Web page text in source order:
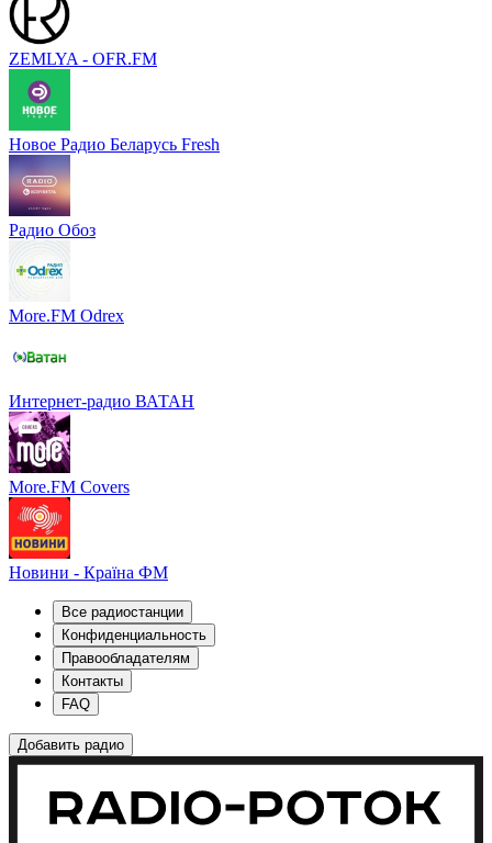
ZEMLYA - OFR.FM
Новое Радио Беларусь Fresh
Радио Обоз
More.FM Odrex
Интернет-радио ВАТАН
More.FM Covers
Новини - Країна ФМ
Все радиостанции
Конфиденциальность
Правообладателям
Контакты
FAQ
Добавить радио